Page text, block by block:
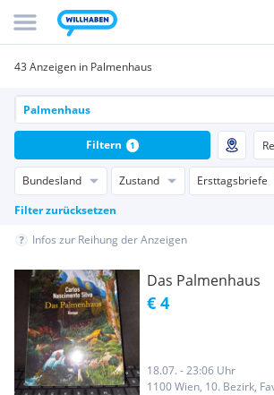
43 Anzeigen in Palmenhaus
Bundesland Zustand Ersttagsbriefe
Filter zurücksetzen
Filtern 1
Infos zur Reihung der Anzeigen
Das Palmenhaus
€ 4
18.07. - 23:06 Uhr
1100 Wien, 10. Bezirk,